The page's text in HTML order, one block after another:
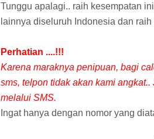
Tunggu apalagi.. raih kesempatan
lainnya diseluruh Indonesia dan
Perhatian ....!!!
Karena maraknya penipuan, bagi
sms, telpon tidak akan kami
melalui SMS.
Ingat hanya dengan nomor yang